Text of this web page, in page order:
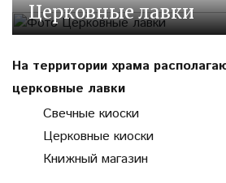
Церковные лавки
На территории храма
церковные лавки
Свечные киоски
Церковные киоски
Книжный магазин